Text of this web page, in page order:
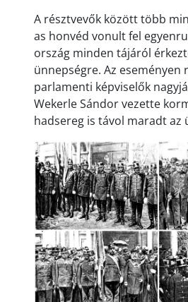
A résztvevők között több
as honvéd vonult fel
ország minden tájáról
ünnepségre. Az eseményen
parlamenti képviselők
Wekerle Sándor vezette
hadsereg is távol maradt az